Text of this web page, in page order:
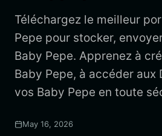
Téléchargez le meilleur
Pepe pour stocker,
Baby Pepe. Apprenez à
Baby Pepe, à accéder aux
vos Baby Pepe en toute
May 16, 2026